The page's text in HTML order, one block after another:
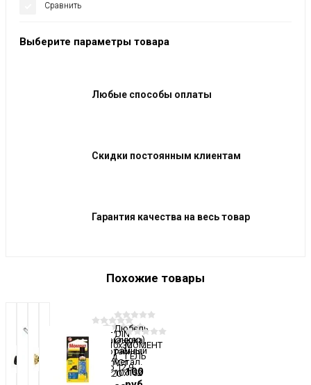
Сравнить
Выберите параметры товара
Любые способы оплаты
Скидки постоянным клиентам
Гарантия качества на весь товар
Похожие товары
Болт DIN
933 10х30
оксид
кл.пр.12,9
Заклепка
потайная
Ал\Ст
4х20
Дюбель
(анкер)
рамный
метал.
10х152
МОМЕНТ
ГЕЛЬ
100